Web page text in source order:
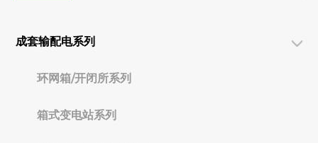
成套输配电系列
环网箱/开闭所系列
箱式变电站系列